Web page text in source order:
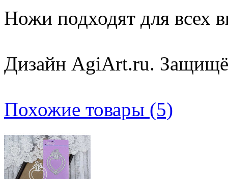
Ножи подходят для всех
Дизайн AgiArt.ru.
Похожие товары (5)